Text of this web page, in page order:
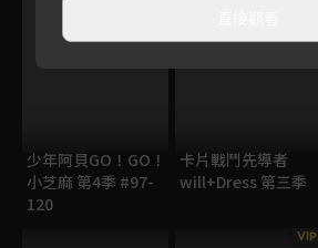
少年阿貝GO！GO！
小芝麻 第4季 #97-
120
卡片戰鬥先導者
will+Dress 第三季
VIP